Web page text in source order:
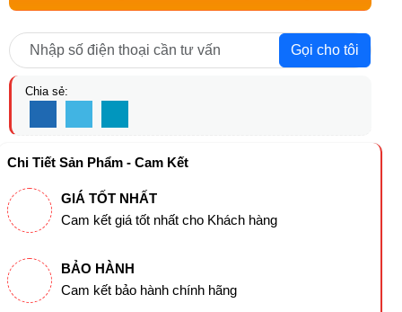
Gọi cho tôi
Chia sẻ:
Chi Tiết Sản Phẩm - Cam Kết
GIÁ TỐT NHẤT
Cam kết giá tốt nhất cho Khách hàng
BẢO HÀNH
Cam kết bảo hành chính hãng